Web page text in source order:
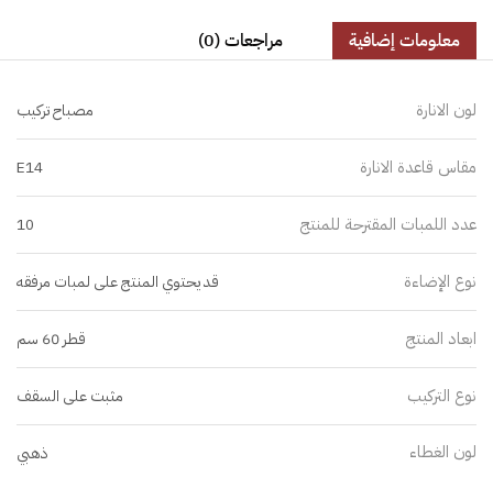
معلومات إضافية مراجعات (0)
لون الانارة مصباح تركيب
مقاس قاعدة الانارة E14
عدد اللمبات المقترحة للمنتج 10
نوع الإضاءة قد يحتوي المنتج على لمبات مرفقه
ابعاد المنتج قطر 60 سم
نوع التركيب مثبت على السقف
لون الغطاء ذهبي